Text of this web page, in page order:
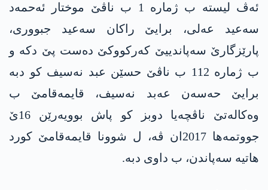
ئەڤ لیستە ب ژمارە 1 ب ناڤێ موختار ئەحمەد
سەعید عەلی، برایێ راکان سەعید جبووری،
پارێزگارێ سەپاندییێ کەرکووکێ دەست پێ دکە و
ب ژمارە 112 ب ناڤێ حسێن عبد نەسیف کو دبە
برایێ حەسەن عەبد نەسیف، قایمەقامێ ب
وەکالەتێ ناڤچەیا دوبز کو پاش بوویەرێن 16ێ
جووتمەها 2017ان ڤە، ل شوونا قایمەقامێ کورد
ھاتیە سەپاندن، ب داوی دبە.